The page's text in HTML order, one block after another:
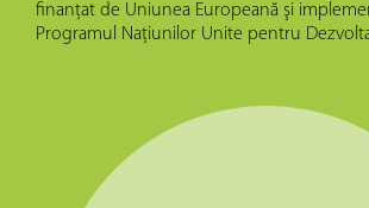
finanţat de Uniunea Europeană şi
Programul Naţiunilor Unite pentru